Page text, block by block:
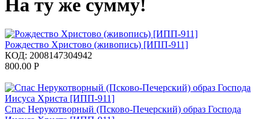
На ту же сумму!
Рождество Христово (живопись) [ИПП-911]
КОД: 2008147304942
800.00 Р
Спас Нерукотворный (Псково-Печерский) образ Господа